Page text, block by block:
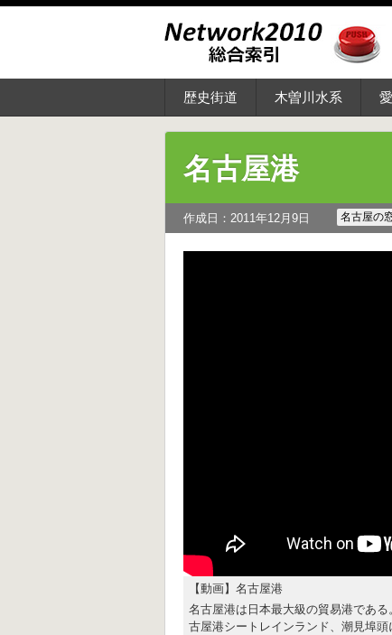
歴史街道 木曽川水系
名古屋港
作成日：2011年12月9日 名古屋の
【動画】名古屋港
名古屋港は日本最大級の貿易港であ
古屋港シートレインランド、潮見埠